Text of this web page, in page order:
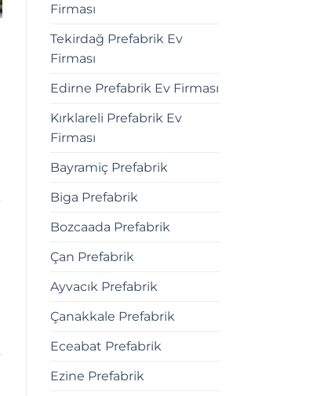
Firması
Tekirdağ Prefabrik Ev
Firması
Edirne Prefabrik Ev Firması
Kırklareli Prefabrik Ev
Firması
Bayramiç Prefabrik
Biga Prefabrik
Bozcaada Prefabrik
Çan Prefabrik
Ayvacık Prefabrik
Çanakkale Prefabrik
Eceabat Prefabrik
Ezine Prefabrik